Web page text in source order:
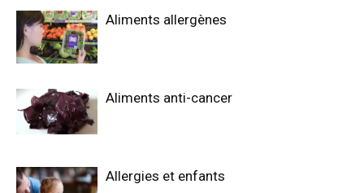
Aliments allergènes
Aliments anti-cancer
Allergies et enfants